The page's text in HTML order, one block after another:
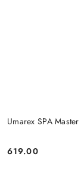
Umarex SPA
Cena:
619.00